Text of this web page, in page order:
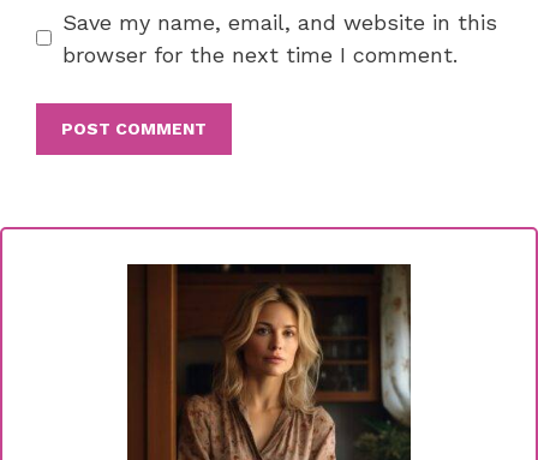
Save my name, email, and website in this
browser for the next time I comment.